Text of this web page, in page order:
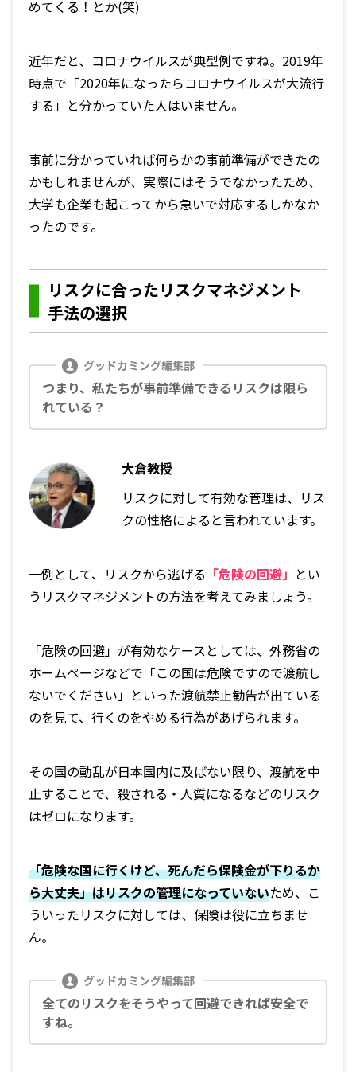
めてくる！とか(笑)
近年だと、コロナウイルスが典型例ですね。2019年
時点で「2020年になったらコロナウイルスが大流行
する」と分かっていた人はいません。
事前に分かっていれば何らかの事前準備ができたの
かもしれませんが、実際にはそうでなかったため、
大学も企業も起こってから急いで対応するしかなか
ったのです。
リスクに合ったリスクマネジメント
手法の選択
つまり、私たちが事前準備できるリスクは限ら
れている？
大倉教授
リスクに対して有効な管理は、リス
クの性格によると言われています。
一例として、リスクから逃げる 「危険の回避」 とい
うリスクマネジメントの方法を考えてみましょう。
「危険の回避」が有効なケースとしては、外務省の
ホームページなどで「この国は危険ですので渡航し
ないでください」といった渡航禁止勧告が出ている
のを見て、行くのをやめる行為があげられます。
その国の動乱が日本国内に及ばない限り、渡航を中
止することで、殺される・人質になるなどのリスク
はゼロになります。
「危険な国に行くけど、死んだら保険金が下りるか
ら大丈夫」はリスクの管理になっていないため、こ
ういったリスクに対しては、保険は役に立ちませ
ん。
全てのリスクをそうやって回避できれば安全で
すね。